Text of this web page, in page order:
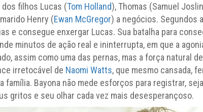
filhos Lucas (Tom Holland), Thomas (Samuel
Henry (Ewan McGregor) a negócios. Segundos
e consegue enxergar Lucas. Sua batalha para
minutos de ação real e ininterrupta, em que a
assim como uma das pernas, mas a força natural
irretocável de Naomi Watts, que mesmo cansada,
família. Bayona não mede esforços para registrar,
gritos e seu olhar cada vez mais desesperançoso.